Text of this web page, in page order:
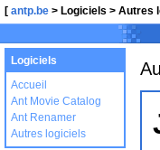
[ antp.be > Logiciels > Autres
Logiciels
Accueil
Ant Movie Catalog
Ant Renamer
Autres logiciels